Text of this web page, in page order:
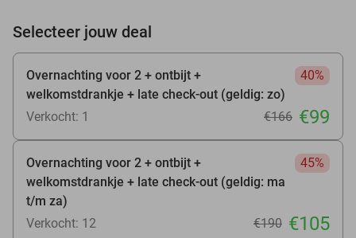
Selecteer jouw deal
Overnachting voor 2 + ontbijt +
welkomstdrankje + late check-out (geldig: zo)
40%
Verkocht: 1 €166 €99
Overnachting voor 2 + ontbijt +
welkomstdrankje + late check-out (geldig: ma
t/m za)
45%
Verkocht: 12 €190 €105